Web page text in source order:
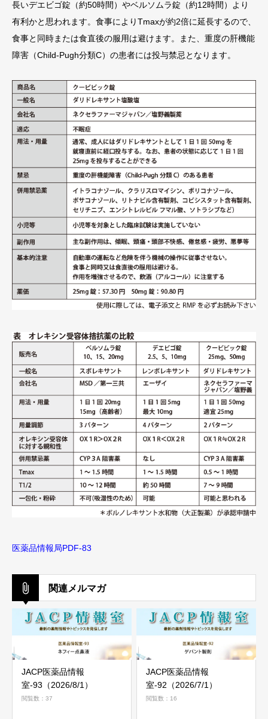
長いデエビゴ錠（約50時間）やベルソムラ錠（約12時間）より
有利かと思われます。食事によりTmaxが約2倍に延長するので、
食事と同時または食直後の服用は避けます。また、重度の肝機能
障害（Child-Pugh分類C）の患者には投与禁忌となります。
医薬品情報局PDF-83
関連メルマガ
JACP医薬品情報
室-93（2026/8/1）
閲覧数：37
JACP医薬品情報
室-92（2026/7/1）
閲覧数：16